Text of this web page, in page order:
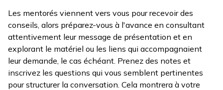
Les mentorés viennent vers vous pour recevoir des
conseils, alors préparez-vous à l'avance en consultant
attentivement leur message de présentation et en
explorant le matériel ou les liens qui accompagnaient
leur demande, le cas échéant. Prenez des notes et
inscrivez les questions qui vous semblent pertinentes
pour structurer la conversation. Cela montrera à votre